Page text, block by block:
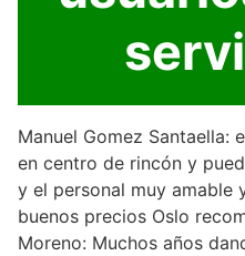
Manuel Gomez Santaella:
en centro de rincón y
y el personal muy amable
buenos precios Oslo
Moreno: Muchos años